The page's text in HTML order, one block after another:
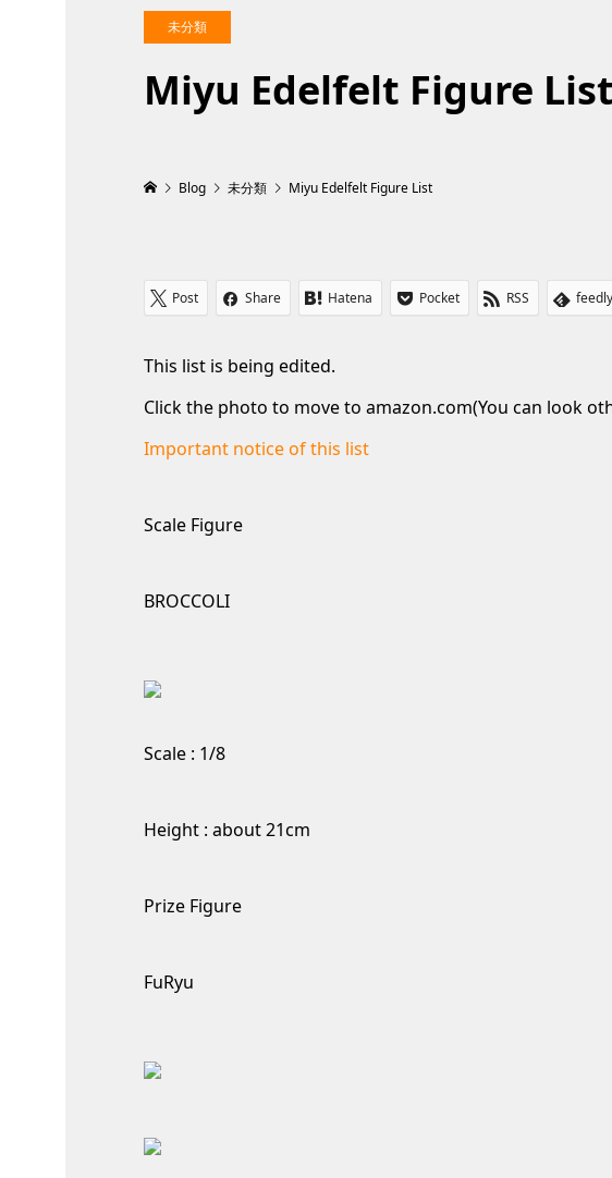
未分類
Miyu Edelfelt Figure List
Blog 未分類 Miyu Edelfelt Figure List
Post Share Hatena Pocket RSS feedly
This list is being edited.
Click the photo to move to amazon.com(You can look
Important notice of this list
Scale Figure
BROCCOLI
Scale : 1/8
Height : about 21cm
Prize Figure
FuRyu